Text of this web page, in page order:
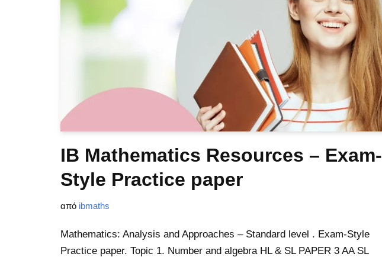
IB Mathematics Resources – Exam-
Style Practice paper
από ibmaths
Mathematics: Analysis and Approaches – Standard level . Exam-Style
Practice paper. Topic 1. Number and algebra HL & SL PAPER 3 AA SL